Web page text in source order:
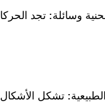
وسائلة: تجد
تشكل الأشكال